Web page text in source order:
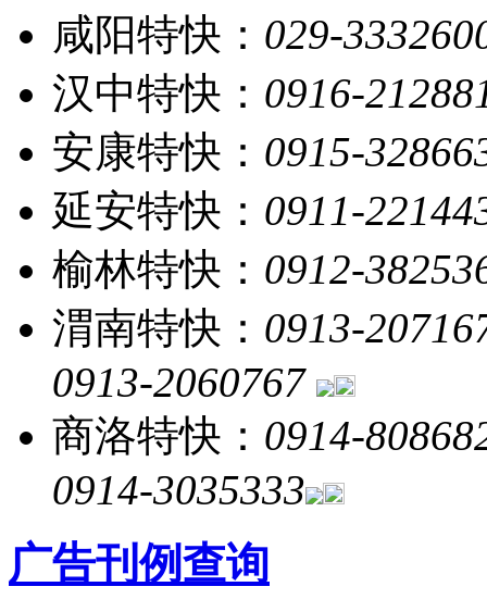
咸阳特快： 029-
汉中特快： 0916-
安康特快： 0915-
延安特快： 0911-
榆林特快： 0912-
渭南特快： 0913-
0913-2060767
商洛特快： 0914-
0914-3035333
广告刊例查询